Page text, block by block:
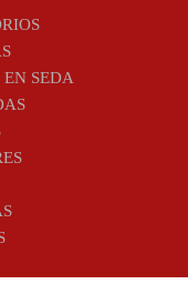
SEDA